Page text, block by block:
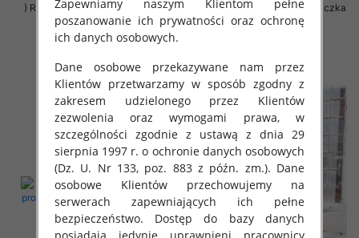
) Roz Standard, Mix Kolor Paczka
5 szt
42.00 zł
szczegóły
) Roz Standard, Mix Kolor Paczka
5 szt
szczegóły
Zapewniamy naszym Klientom pełne
poszanowanie ich prywatności oraz ochronę
ich danych osobowych.
Dane osobowe przekazywane nam przez
Klientów przetwarzamy w sposób zgodny z
zakresem udzielonego przez Klientów
zezwolenia oraz wymogami prawa, w
szczególności zgodnie z ustawą z dnia 29
sierpnia 1997 r. o ochronie danych osobowych
(Dz. U. Nr 133, poz. 883 z późn. zm.). Dane
osobowe Klientów przechowujemy na
serwerach zapewniających ich pełne
bezpieczeństwo. Dostęp do bazy danych
posiadają jedynie uprawnieni pracownicy